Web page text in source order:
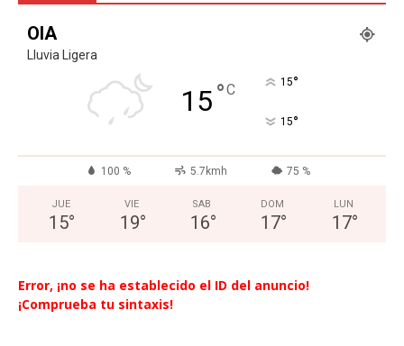
OIA
Lluvia Ligera
15°C 15°
15°
100 % 5.7kmh 75 %
JUE
15°
VIE
19°
SAB
16°
DOM
17°
LUN
17°
Error, ¡no se ha establecido el ID del anuncio!
¡Comprueba tu sintaxis!